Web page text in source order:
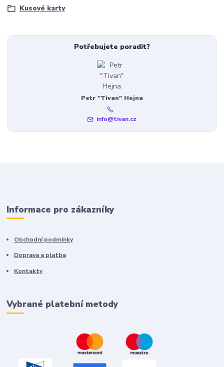
Kusové karty
Potřebujete poradit?
Petr "Tivan" Hejna
info@tivan.cz
Informace pro zákazníky
Obchodní podmínky
Doprava a platba
Kontakty
Vybrané platební metody